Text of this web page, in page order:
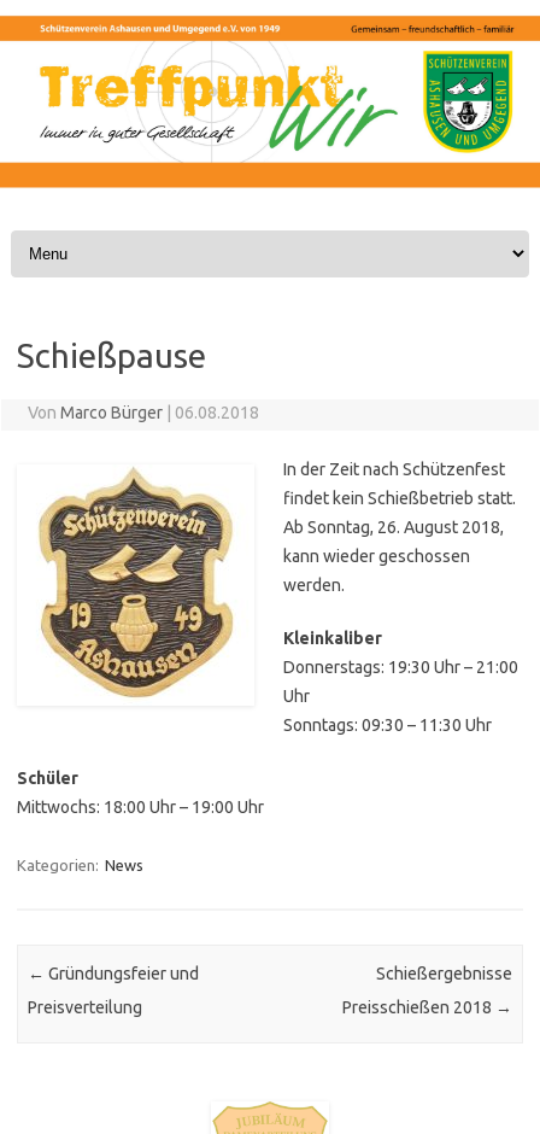
Skip to content
Schießpause
Von Marco Bürger 06.08.2018
In der Zeit nach Schützenfest
findet kein Schießbetrieb statt.
Ab Sonntag, 26. August 2018,
kann wieder geschossen
werden.
Kleinkaliber
Donnerstags: 19:30 Uhr – 21:00
Uhr
Sonntags: 09:30 – 11:30 Uhr
Schüler
Mittwochs: 18:00 Uhr – 19:00 Uhr
Kategorien: News
Post navigation
← Gründungsfeier und
Preisverteilung
Schießergebnisse
Preisschießen 2018 →